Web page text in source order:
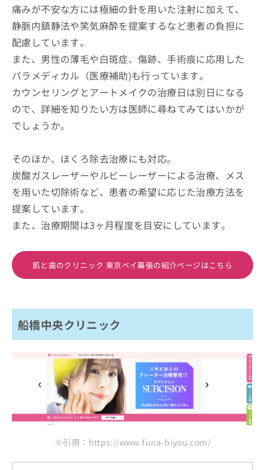
痛みが不安な方には極細の針を用いた注射に加えて、
静脈内鎮静法や笑気麻酔を提案するなど患者の負担に
配慮しています。
また、男性の薄毛や白斑症、傷跡、手術痕に応用した
パラメディカル（医療補助)も行っています。
カウンセリングとアートメイクの治療日は別日になる
ので、詳細を知りたい方は医師に尋ねてみてはいかが
でしょうか。
そのほか、ほくろ除去治療にも対応。
炭酸ガスレーザーやルビーレーザーによる治療、メス
を用いた切除術など、患者の希望に応じた治療方法を
提案しています。
また、治療期間は3ヶ月程度を目安にしています。
肌と歯のクリニック 東京ベイ幕張の紹介ページはこちら
船橋中央クリニック
※引用：https://www.funa-biyou.com/